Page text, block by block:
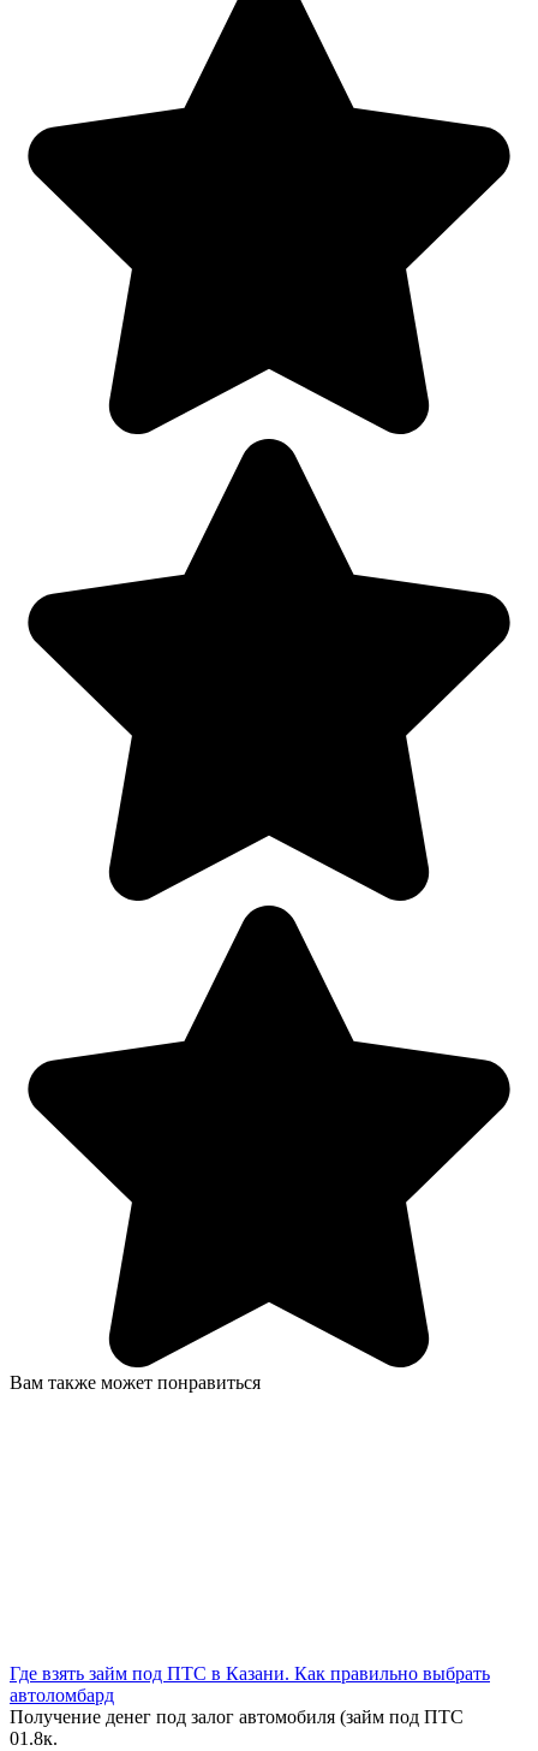
Вам также может понравиться
Где взять займ под ПТС в Казани. Как правильно выбрать
автоломбард
Получение денег под залог автомобиля (займ под ПТС
01.8к.